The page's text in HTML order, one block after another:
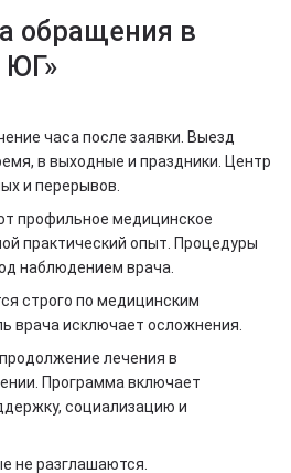
обращения в
ЮГ»
часа после заявки. Выезд
в выходные и праздники. Центр
и перерывов.
профильное медицинское
практический опыт. Процедуры
наблюдением врача.
строго по медицинским
врача исключает осложнения.
лечения в
Программа включает
социализацию и
не разглашаются.